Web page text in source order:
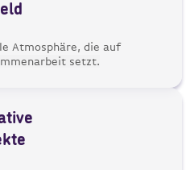
Atmosphäre, die auf
setzt.